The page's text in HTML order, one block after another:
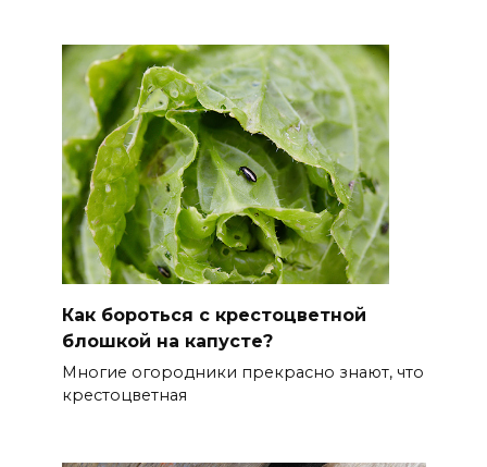
Как бороться с крестоцветной
блошкой на капусте?
Многие огородники прекрасно знают, что
крестоцветная